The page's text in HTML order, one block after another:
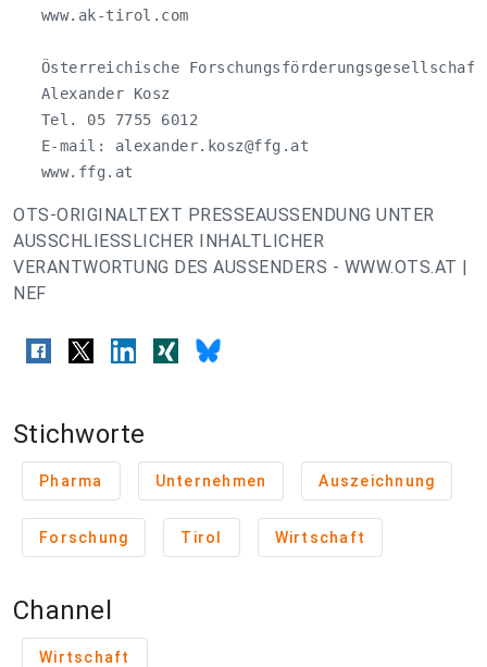
   www.ak-tirol.com
Österreichische
   Alexander Kosz
   Tel. 05 7755 6012
   E-mail:
alexander.kosz@ffg.at
   www.ffg.at
OTS-ORIGINALTEXT PRESSEAUSSENDUNG UNTER
AUSSCHLIESSLICHER INHALTLICHER
VERANTWORTUNG DES AUSSENDERS - WWW.OTS.AT |
NEF
Stichworte
Pharma Unternehmen Auszeichnung
Forschung Tirol Wirtschaft
Channel
Wirtschaft